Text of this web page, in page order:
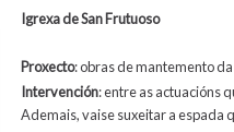
Igrexa de San Frutuoso
Proxecto: obras de mantemento
Intervención: entre as actuacións
Ademais, vaise suxeitar a espada